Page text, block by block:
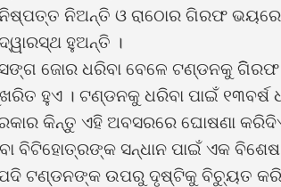
ନିଷ୍ପତ୍ତ ନିଅନ୍ତି ଓ ରାଠୋର ଗିରଫ
ହୁଅନ୍ତି ।
ଜୋର ଧରିବା ବେଳେ ଟଣ୍ଡନକୁ ଗିିରଫ
ହୁଏ । ଟଣ୍ଡନକୁ ଧରିବା ପାଇଁ
କିନ୍ତୁ ଏହି ଅବସରରେ ଘୋଷଣା
ବିଟିହୋତ୍ରଙ୍କ ସନ୍ଧାନ ପାଇଁ ଏକ ବିଶେଷ
ଯଦି ଟଣ୍ଡନଙ୍କ ଉପରୁ ଦୃଷ୍ଟିକୁ ବିଚୁ୍ୟତ